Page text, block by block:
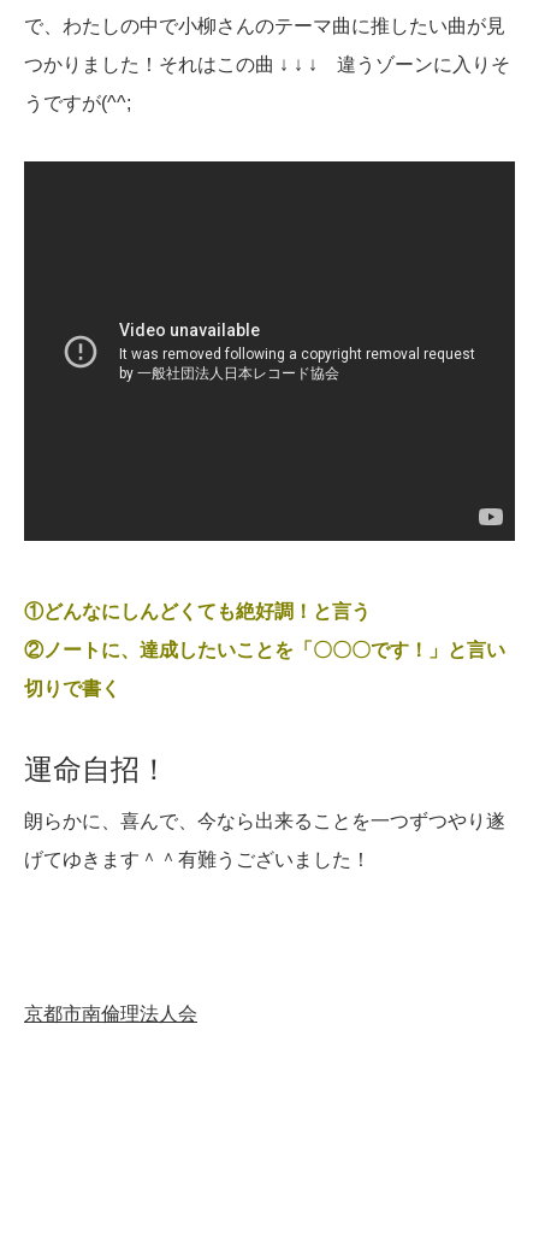
で、わたしの中で小柳さんのテーマ曲に推したい曲が見
つかりました！それはこの曲 ↓ ↓ ↓ 違うゾーンに入りそ
うですが(^^;
①どんなにしんどくても絶好調！と言う
②ノートに、達成したいことを「〇〇〇です！」と言い
切りで書く
運命自招！
朗らかに、喜んで、今なら出来ることを一つずつやり遂
げてゆきます＾＾有難うございました！
京都市南倫理法人会